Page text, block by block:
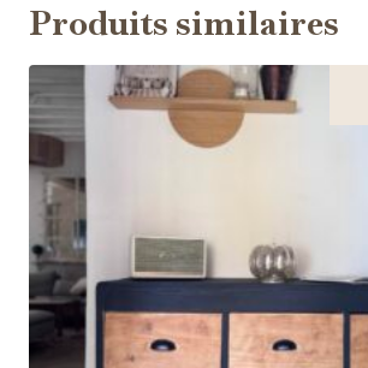
Produits similaires